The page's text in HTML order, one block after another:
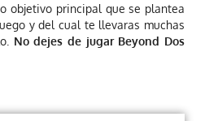
objetivo principal que se plantea
y del cual te llevaras muchas
No dejes de jugar Beyond Dos